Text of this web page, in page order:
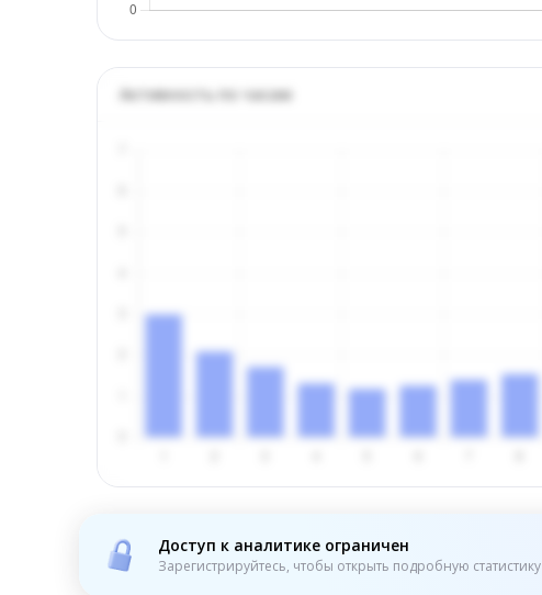
Активность по часам
Доступ к аналитике ограничен
Зарегистрируйтесь, чтобы открыть подробную статистику